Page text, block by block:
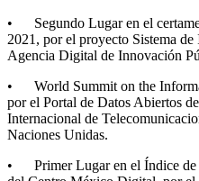
• Segundo Lugar en el
2021, por el proyecto Sistema
Agencia Digital de Innovación
• World Summit on the
por el Portal de Datos Abiertos
Internacional de
Naciones Unidas.
• Primer Lugar en el Índice de